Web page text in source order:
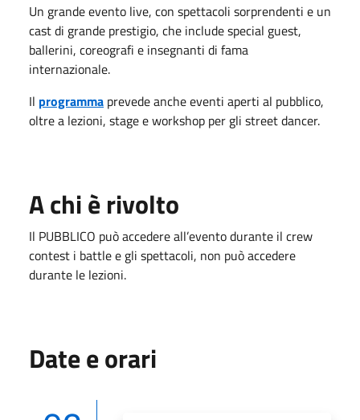
Un grande evento live, con spettacoli sorprendenti e un
cast di grande prestigio, che include special guest,
ballerini, coreografi e insegnanti di fama
internazionale.
Il programma prevede anche eventi aperti al pubblico,
oltre a lezioni, stage e workshop per gli street dancer.
A chi è rivolto
Il PUBBLICO può accedere all’evento durante il crew
contest i battle e gli spettacoli, non può accedere
durante le lezioni.
Date e orari